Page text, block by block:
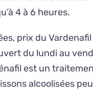
4 à 6 heures.
prix du
du lundi au
est un
alcoolisées